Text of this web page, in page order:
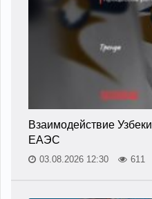
Взаимодействие
ЕАЭС
03.08.2026 12:30 611